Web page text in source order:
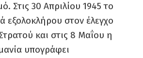
Στις 30 Απριλίου 1945 το
εξολοκλήρου στον έλεγχο
και στις 8 Μαΐου η
υπογράφει